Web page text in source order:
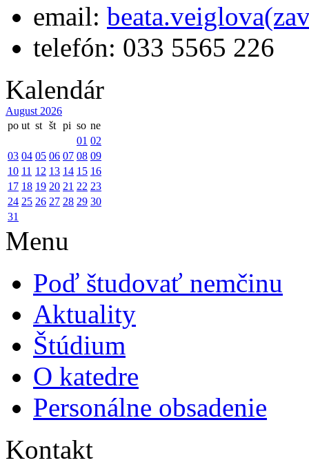
email:
telefón: 033 5565 226
Kalendár
August 2026
po ut st št pi so ne
01 02
03 04 05 06 07 08 09
10 11 12 13 14 15 16
17 18 19 20 21 22 23
24 25 26 27 28 29 30
31
Menu
Poď študovať nemčinu
Aktuality
Štúdium
O katedre
Personálne obsadenie
Kontakt